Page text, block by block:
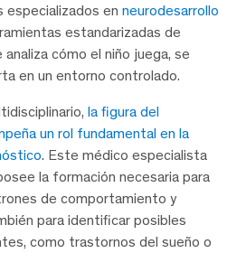
en neurodesarrollo
estandarizadas de
cómo el niño juega, se
en un entorno controlado.
la figura del
un rol fundamental en la
. Este médico especialista
la formación necesaria para
de comportamiento y
para identificar posibles
como trastornos del sueño o